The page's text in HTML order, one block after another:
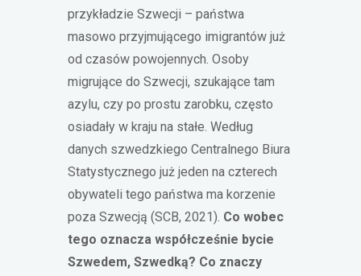
przykładzie Szwecji – państwa
masowo przyjmującego imigrantów już
od czasów powojennych. Osoby
migrujące do Szwecji, szukające tam
azylu, czy po prostu zarobku, często
osiadały w kraju na stałe. Według
danych szwedzkiego Centralnego Biura
Statystycznego już jeden na czterech
obywateli tego państwa ma korzenie
poza Szwecją (SCB, 2021). Co wobec
tego oznacza współcześnie bycie
Szwedem, Szwedką? Co znaczy